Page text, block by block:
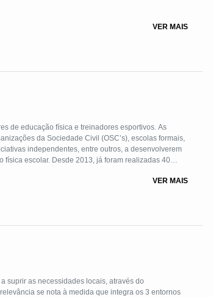
VER MAIS
de educação física e treinadores esportivos. As
da Sociedade Civil (OSC’s), escolas formais,
independentes, entre outros, a desenvolverem
física escolar. Desde 2013, já foram realizadas 40
VER MAIS
suprir as necessidades locais, através do
se nota à medida que integra os 3 entornos